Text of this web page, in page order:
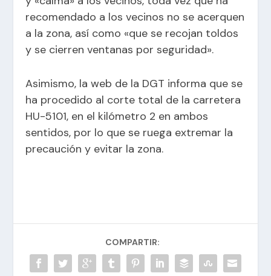
recomendado a los vecinos no se acerquen
a la zona, así como «que se recojan toldos
y se cierren ventanas por seguridad».
Asimismo, la web de la DGT informa que se
ha procedido al corte total de la carretera
HU-5101, en el kilómetro 2 en ambos
sentidos, por lo que se ruega extremar la
precaución y evitar la zona.
COMPARTIR: